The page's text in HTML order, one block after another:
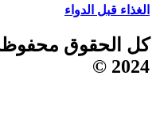
الغذاء قبل الدواء
كل الحقوق محفوظة
2024 ©